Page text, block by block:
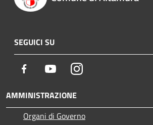
SEGUICI SU
Facebook YoutubeInstagram
AMMINISTRAZIONE
Organi di Governo